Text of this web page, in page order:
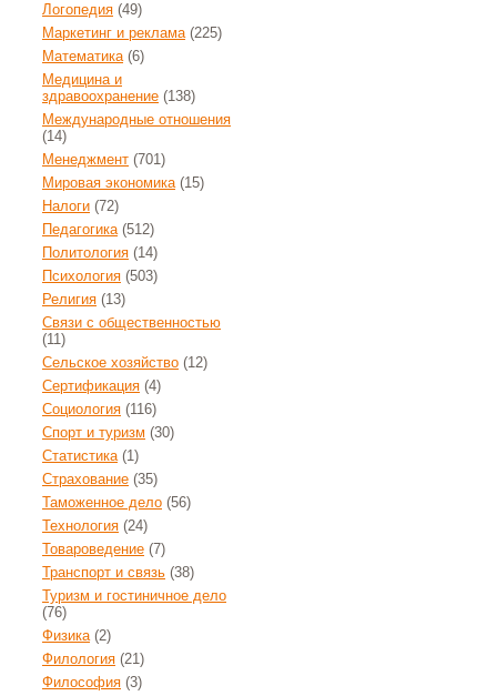
Логопедия (49)
Маркетинг и реклама(225)
Математика(6)
Медицина и
здравоохранение (138)
Международные отношения
(14)
Менеджмент (701)
Мировая экономика(15)
Налоги (72)
Педагогика(512)
Политология (14)
Психология (503)
Религия (13)
Связи с общественностью
(11)
Сельское хозяйство (12)
Сертификация (4)
Социология (116)
Спорт и туризм (30)
Статистика(1)
Страхование (35)
Таможенное дело (56)
Технология (24)
Товароведение (7)
Транспорт и связь (38)
Туризм и гостиничное дело
(76)
Физика(2)
Филология (21)
Философия (3)